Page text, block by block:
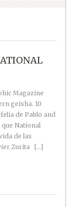
Magazine
geisha. 10
de Pablo and
National
de las
Zurita […]